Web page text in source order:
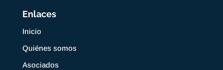
Enlaces
Inicio
Quiénes somos
Asociados